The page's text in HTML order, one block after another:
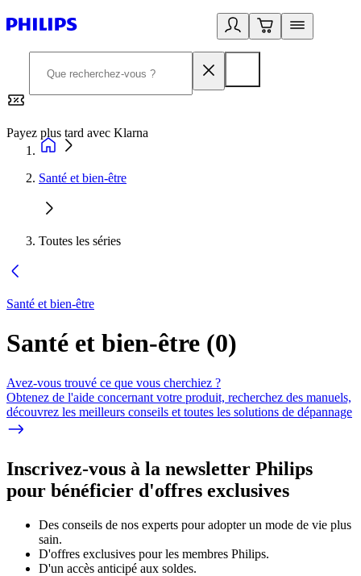
Payez plus tard avec Klarna
Santé et bien-être
Toutes les séries
Santé et bien-être
Santé et bien-être (0)
Avez-vous trouvé ce que vous cherchiez ?
Obtenez de l'aide concernant votre produit, recherchez des manuels,
découvrez les meilleurs conseils et toutes les solutions de dépannage
Inscrivez-vous à la newsletter Philips
pour bénéficier d'offres exclusives
Des conseils de nos experts pour adopter un mode de vie plus
sain.
D'offres exclusives pour les membres Philips.
D'un accès anticipé aux soldes.